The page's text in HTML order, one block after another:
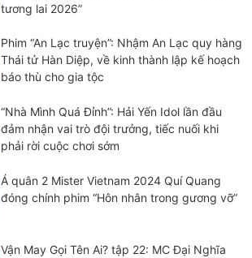
tương lai 2026”
Phim “An Lạc truyện”: Nhậm An Lạc quy hàng
Thái tử Hàn Diệp, về kinh thành lập kế hoạch
báo thù cho gia tộc
“Nhà Mình Quá Đỉnh”: Hải Yến Idol lần đầu
đảm nhận vai trò đội trưởng, tiếc nuối khi
phải rời cuộc chơi sớm
Á quân 2 Mister Vietnam 2024 Quí Quang
đóng chính phim “Hôn nhân trong gương vỡ”
Vận May Gọi Tên Ai? tập 22: MC Đại Nghĩa